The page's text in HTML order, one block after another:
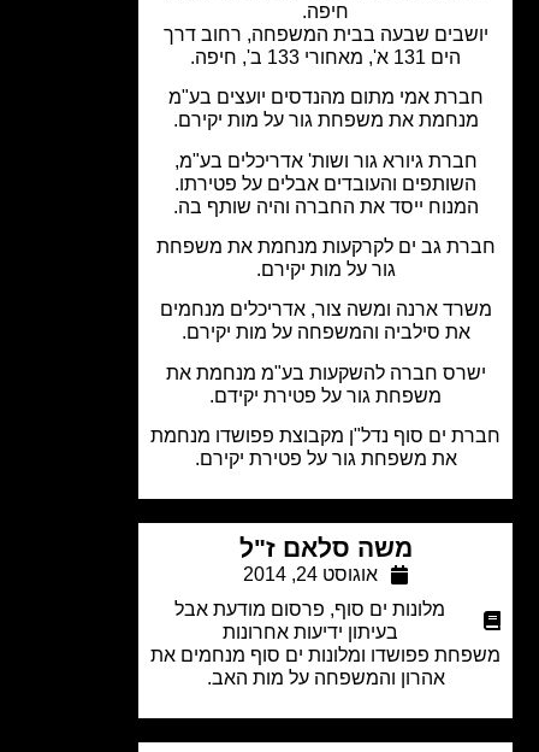
שבעה בבית המשפחה, רחוב דרך
אמי מתום מהנדסים יועצים בע"מ
את משפחת גור על מות יקירם.
חברת גיורא גור ושות' אדריכלים בע"מ,
השותפים והעובדים אבלים על פטירתו.
ייסד את החברה והיה שותף בה.
גב ים לקרקעות מנחמת את משפחת
גור על מות יקירם.
ארנה ומשה צור, אדריכלים מנחמים
את סילביה והמשפחה על מות יקירם.
חברה להשקעות בע"מ מנחמת את
משפחת גור על פטירת יקידם.
ים סוף נדל"ן מקבוצת פפושדו מנחמת
את משפחת גור על פטירת יקירם.
משה סלאם ז"ל
אוגוסט 24, 2014
מלונות ים סוף, פרסום מודעת אבל
בעיתון ידיעות אחרונות
פפושדו ומלונות ים סוף מנחמים את
אהרון והמשפחה על מות האב.